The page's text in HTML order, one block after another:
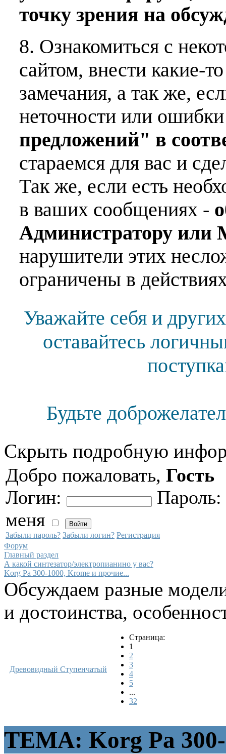
точку зрения на
8. Ознакомиться с
сайтом, внести какие-
замечания, а так же,
неточности или
предложений" в
стараемся для вас и
Так же, если есть
в ваших сообщениях -
Администратору или
нарушители этих
ограничены в
Уважайте себя и
оставайтесь
Будьте
Скрыть подробную
Добро пожаловать, Гость
Логин:
Пароль:
меня
Забыли пароль? Забыли логин? Регистрация
Форум
Главный раздел
А какой синтезатор/электропианино у вас?
Korg Pa 300-1000, Krome и прочие...
Обсуждаем разные
и достоинства,
Древовидный Ступенчатый
Страница:
1
2
3
4
5
...
32
ТЕМА: Korg Pa 300-